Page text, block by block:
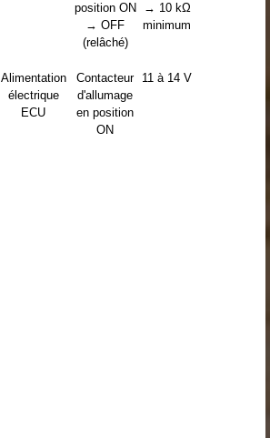
position ON
→ OFF
(relâché)
→ 10 kΩ
minimum
Alimentation
électrique
ECU
Contacteur
d'allumage
en position
ON
11 à 14 V